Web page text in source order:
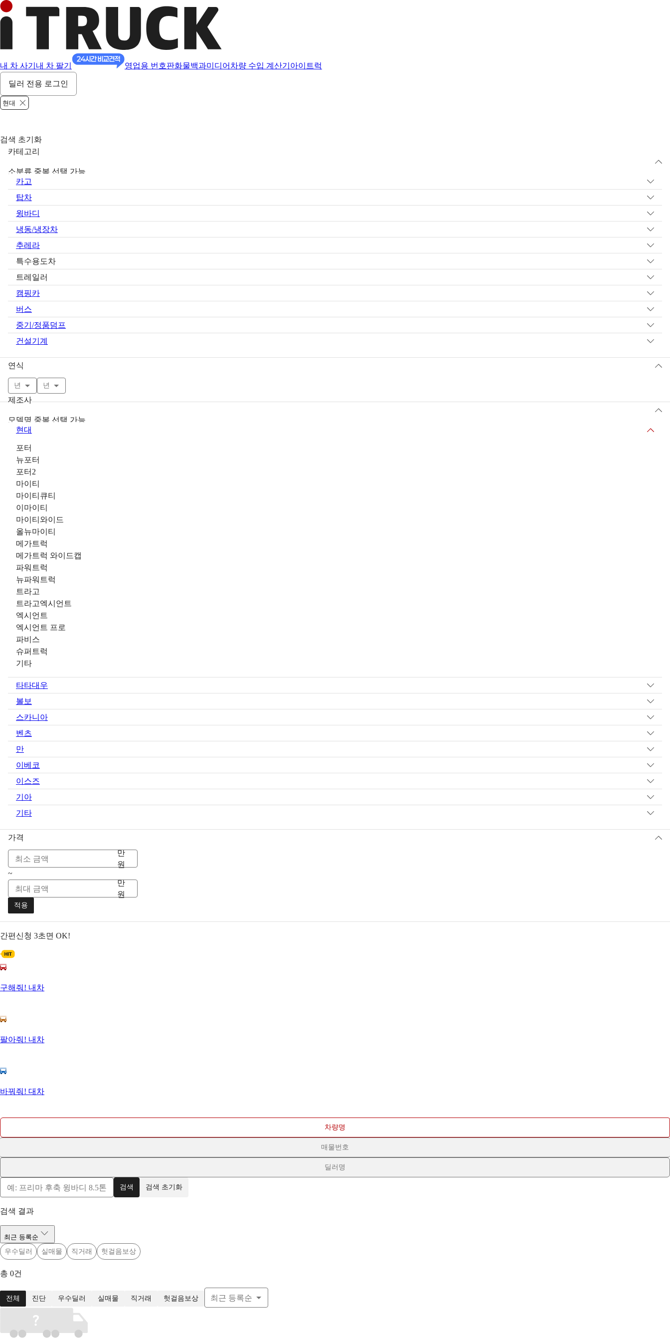
내 차 사기 내 차 팔기 영업용 번호판화물백과미디어 차량 수입 계산기 아이트럭
딜러 전용 로그인
현대
검색 초기화
카테고리
소분류 중복 선택 가능
카고
탑차
윙바디
냉동/냉장차
추레라
특수용도차
트레일러
캠핑카
버스
중기/정품덤프
건설기계
연식
년 년
제조사
모델명 중복 선택 가능
현대
포터
뉴포터
포터2
마이티
마이티큐티
이마이티
마이티와이드
올뉴마이티
메가트럭
메가트럭 와이드캡
파워트럭
뉴파워트럭
트라고
트라고엑시언트
엑시언트
엑시언트 프로
파비스
슈퍼트럭
기타
타타대우
볼보
스카니아
벤츠
만
이베코
이스즈
기아
기타
가격
만
원
~
만
원
적용
간편신청 3초면 OK!
구해줘! 내차
팔아줘! 내차
바꿔줘! 대차
차량명
매물번호
딜러명
검색 검색 초기화
검색 결과
최근 등록순
우수딜러
실매물 직거래 헛걸음보상
총 0건
전체 진단 우수딜러 실매물 직거래 헛걸음보상 최근 등록순